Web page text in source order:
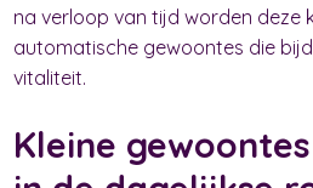
na verloop van tijd worden deze
automatische gewoontes die
vitaliteit.
Kleine